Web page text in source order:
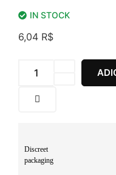
IN STOCK
6,04 R$
Discreet
packaging